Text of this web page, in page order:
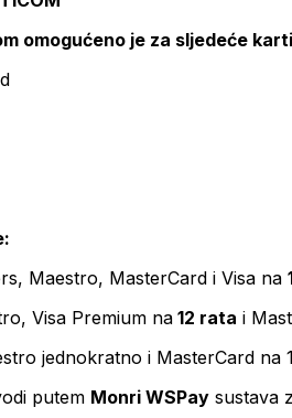
omogućeno je za sljedeće
Maestro, MasterCard i Visa na
Visa Premium na 12 rata i
jednokratno i MasterCard na
putem Monri WSPay sustava